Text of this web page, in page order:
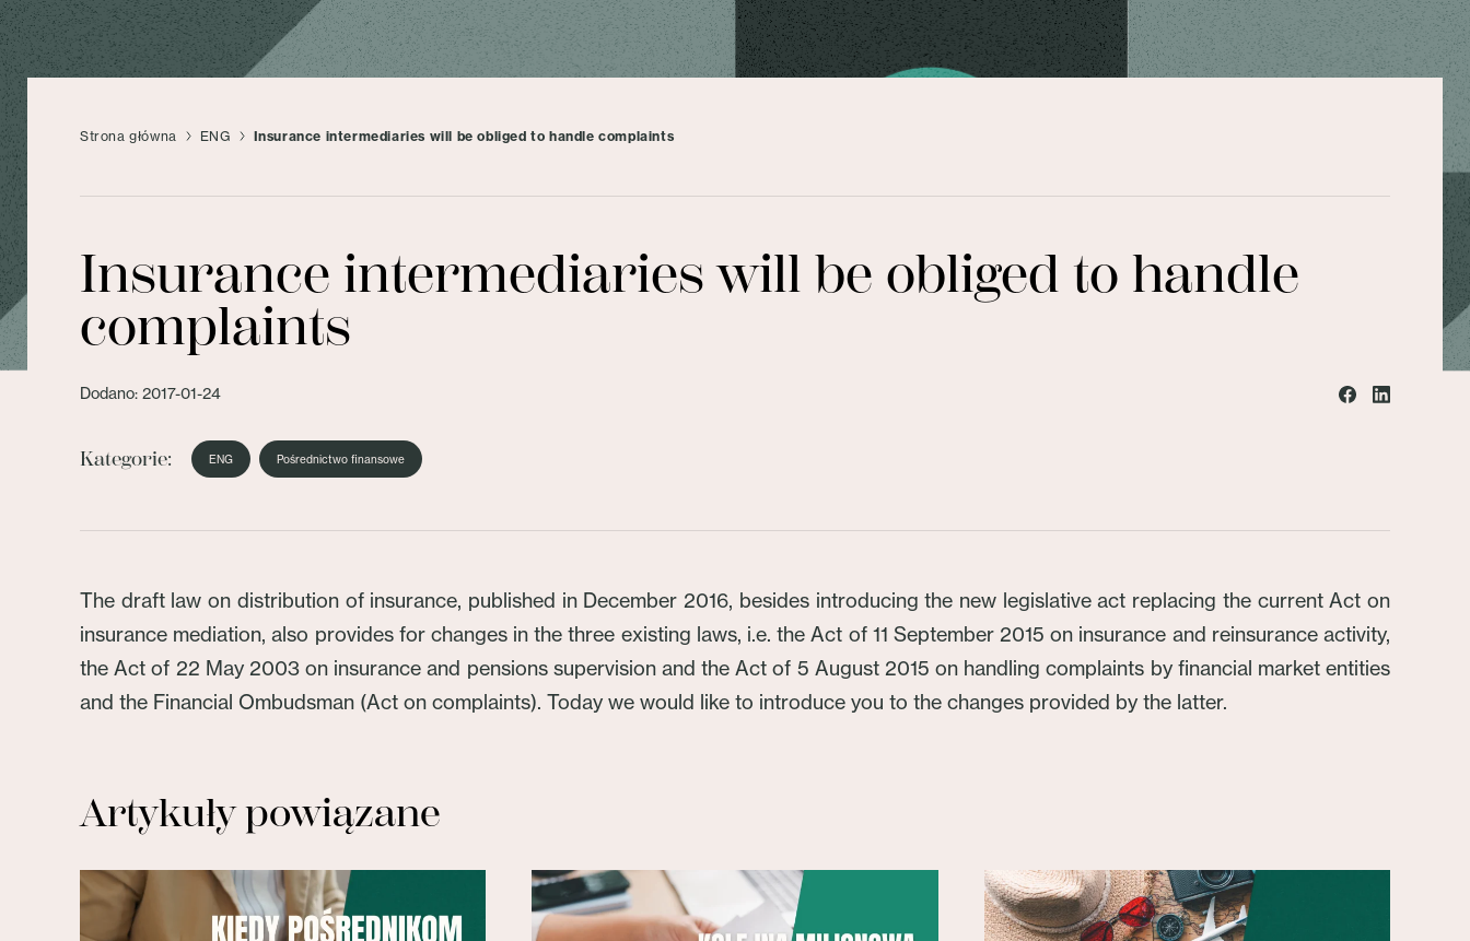
Strona główna ENG Insurance intermediaries will be obliged to handle complaints
Insurance intermediaries will be obliged to handle
complaints
Dodano: 2017-01-24
Kategorie: ENG Pośrednictwo finansowe
The draft law on distribution of insurance, published in December 2016, besides introducing the new legislative act replacing the current Act on
insurance mediation, also provides for changes in the three existing laws, i.e. the Act of 11 September 2015 on insurance and reinsurance activity,
the Act of 22 May 2003 on insurance and pensions supervision and the Act of 5 August 2015 on handling complaints by financial market entities
and the Financial Ombudsman (Act on complaints). Today we would like to introduce you to the changes provided by the latter.
Artykuły powiązane